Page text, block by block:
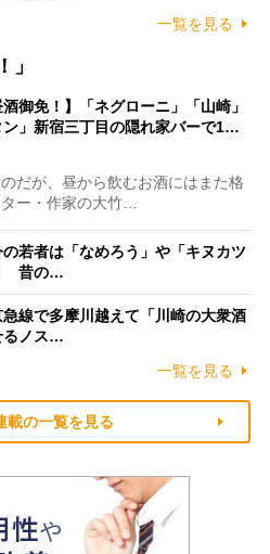
一覧を見る
」
酒御免！】「ネグローニ」「山崎」
ン」新宿三丁目の隠れ家バーで1…
だが、昼から飲むお酒にはまた格
ー・作家の大竹…
の若者は「なめろう」や「キヌカツ
昔の…
急線で多摩川越えて「川崎の大衆酒
るノス…
一覧を見る
載の一覧を見る